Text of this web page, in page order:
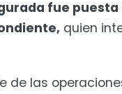
fue
quien
de las